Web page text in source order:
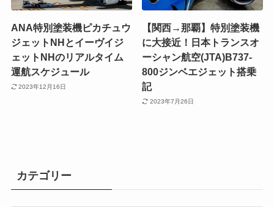
ANA特別塗装機ピカチュウ
ジェットNHとイーヴイジ
ェットNHのリアルタイム
運航スケジュール
2023年12月16日
【関西→那覇】特別塗装機
に大接近！日本トランスオ
ーシャン航空(JTA)B737-
800ジンベエジェット搭乗
記
2023年7月26日
カテゴリー